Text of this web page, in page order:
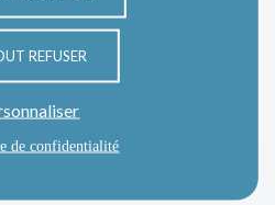
REFUSER
de confidentialité